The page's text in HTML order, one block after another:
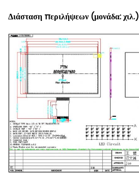
Διάσταση περιλήψεων (μονάδα: χιλ.)